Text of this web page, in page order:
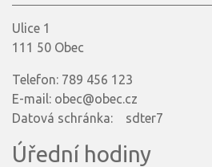
Ulice 1
111 50 Obec
Telefon: 789 456 123
E-mail: obec@obec.cz
Datová schránka: sdter7
Úřední hodiny